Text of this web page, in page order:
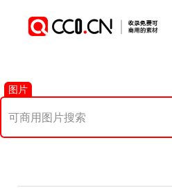
图片